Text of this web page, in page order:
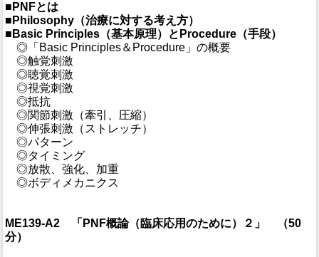
■PNFとは
■Philosophy（治療に対する考え方）
■Basic Principles（基本原理）とProcedure（手段）
◎「Basic Principles＆Procedure」の概要
◎触覚刺激
◎聴覚刺激
◎視覚刺激
◎抵抗
◎関節刺激（牽引、圧縮）
◎伸張刺激（ストレッチ）
◎パターン
◎タイミング
◎放散、強化、加重
◎ボディメカニクス
ME139-A2 「PNF概論（臨床応用のために）２」 （50
分）